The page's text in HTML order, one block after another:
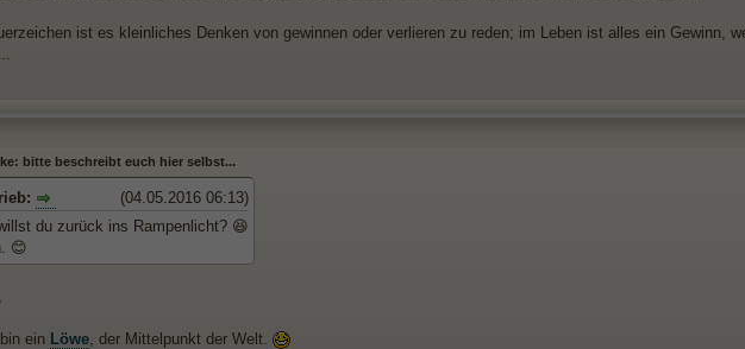
ist es kleinliches Denken von gewinnen oder verlieren zu reden; im Leben ist alles ein Gewinn,
bitte beschreibt euch hier selbst...
(04.05.2016 06:13)
du zurück ins Rampenlicht? 😆
😊
ein Löwe, der Mittelpunkt der Welt.